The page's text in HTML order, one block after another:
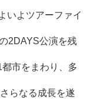
いよツアーファイ
2DAYS公演を残
市をまわり、多
らなる成長を遂